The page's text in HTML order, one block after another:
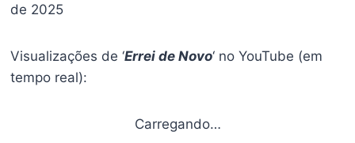
de 2025
Visualizações de ‘Errei de Novo‘ no YouTube (em
tempo real):
Carregando…